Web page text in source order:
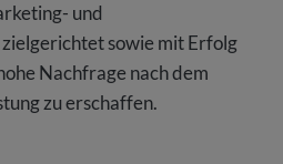
und
sowie mit Erfolg
Nachfrage nach dem
zu erschaffen.